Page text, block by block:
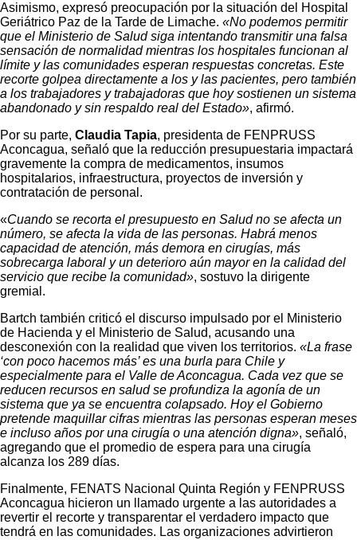
Asimismo, expresó preocupación por la situación del Hospital
Geriátrico Paz de la Tarde de Limache. «No podemos permitir
que el Ministerio de Salud siga intentando transmitir una falsa
sensación de normalidad mientras los hospitales funcionan al
límite y las comunidades esperan respuestas concretas. Este
recorte golpea directamente a los y las pacientes, pero también
a los trabajadores y trabajadoras que hoy sostienen un sistema
abandonado y sin respaldo real del Estado», afirmó.
Por su parte, Claudia Tapia, presidenta de FENPRUSS
Aconcagua, señaló que la reducción presupuestaria impactará
gravemente la compra de medicamentos, insumos
hospitalarios, infraestructura, proyectos de inversión y
contratación de personal.
«Cuando se recorta el presupuesto en Salud no se afecta un
número, se afecta la vida de las personas. Habrá menos
capacidad de atención, más demora en cirugías, más
sobrecarga laboral y un deterioro aún mayor en la calidad del
servicio que recibe la comunidad», sostuvo la dirigente
gremial.
Bartch también criticó el discurso impulsado por el Ministerio
de Hacienda y el Ministerio de Salud, acusando una
desconexión con la realidad que viven los territorios. «La frase
‘con poco hacemos más’ es una burla para Chile y
especialmente para el Valle de Aconcagua. Cada vez que se
reducen recursos en salud se profundiza la agonía de un
sistema que ya se encuentra colapsado. Hoy el Gobierno
pretende maquillar cifras mientras las personas esperan meses
e incluso años por una cirugía o una atención digna», señaló,
agregando que el promedio de espera para una cirugía
alcanza los 289 días.
Finalmente, FENATS Nacional Quinta Región y FENPRUSS
Aconcagua hicieron un llamado urgente a las autoridades a
revertir el recorte y transparentar el verdadero impacto que
tendrá en las comunidades. Las organizaciones advirtieron